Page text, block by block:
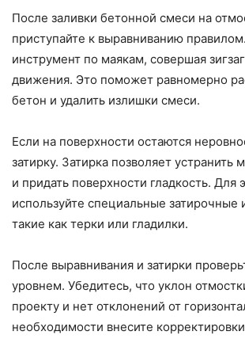
После заливки бетонной смеси на
приступайте к выравниванию
инструмент по маякам, совершая
движения. Это поможет равномерно
бетон и удалить излишки смеси.
Если на поверхности остаются
затирку. Затирка позволяет устранить
и придать поверхности гладкость. Для
используйте специальные затирочные
такие как терки или гладилки.
После выравнивания и затирки
уровнем. Убедитесь, что уклон
проекту и нет отклонений от
необходимости внесите